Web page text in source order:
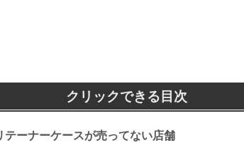
クリックできる目次
テーナーケースが売ってない店舗